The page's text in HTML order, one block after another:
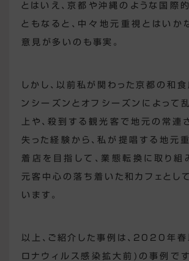
とはいえ、京都や沖縄のような国際
ともなると、中々地元重視とはいか
意見が多いのも事実。
しかし、以前私が関わった京都の和食
ンシーズンとオフシーズンによって
上や、殺到する観光客で地元の常連
失った経験から、私が提唱する地元
着店を目指して、業態転換に取り組
元客中心の落ち着いた和カフェとし
います。
以上、ご紹介した事例は、2020年春
ロナウィルス感染拡大前)の事例です